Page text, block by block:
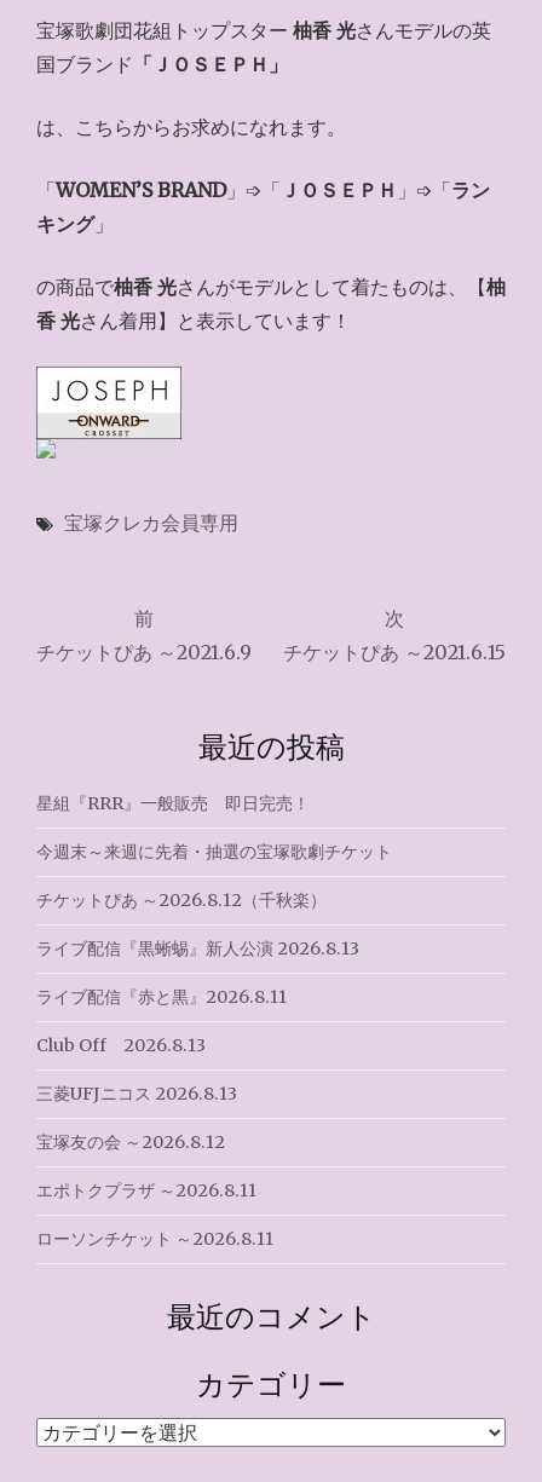
宝塚歌劇団花組トップスター 柚香 光さんモデルの英
国ブランド 「ＪＯＳＥＰＨ」
は、こちらからお求めになれます。
「WOMEN’S BRAND」➩「 ＪＯＳＥＰＨ 」➩「ラン
キング」
の商品で柚香 光さんがモデルとして着たものは、【柚
香 光さん着用】と表示しています！
宝塚クレカ会員専用
稿
ゲ
ー
シ
ョ
ン
前
チケットぴあ ～2021.6.9
次
チケットぴあ ～2021.6.15
最近の投稿
星組『RRR』一般販売 即日完売！
今週末～来週に先着・抽選の宝塚歌劇チケット
チケットぴあ ～2026.8.12（千秋楽）
ライブ配信『黒蜥蜴』新人公演 2026.8.13
ライブ配信『赤と黒』2026.8.11
Club Off 2026.8.13
三菱UFJニコス 2026.8.13
宝塚友の会 ～2026.8.12
エポトクプラザ ～2026.8.11
ローソンチケット ～2026.8.11
最近のコメント
カテゴリー
カ